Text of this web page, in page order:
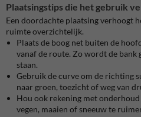
Plaatsingstips die het gebruik
Een doordachte plaatsing verhoogt
ruimte overzichtelijk.
Plaats de boog net buiten de
vanaf de route. Zo wordt de bank
staan.
Gebruik de curve om de richting
naar groen, toezicht of weg van
Hou ook rekening met
vegen, maaien of sneeuw te